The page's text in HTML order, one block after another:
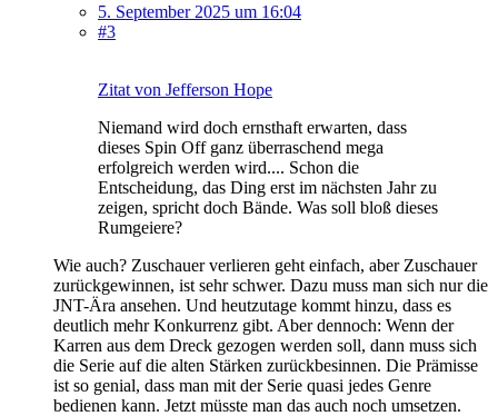
5. September 2025 um 16:04
#3
Zitat von Jefferson Hope
Niemand wird doch ernsthaft erwarten, dass
dieses Spin Off ganz überraschend mega
erfolgreich werden wird.... Schon die
Entscheidung, das Ding erst im nächsten Jahr zu
zeigen, spricht doch Bände. Was soll bloß dieses
Rumgeiere?
Wie auch? Zuschauer verlieren geht einfach, aber Zuschauer
zurückgewinnen, ist sehr schwer. Dazu muss man sich nur die
JNT-Ära ansehen. Und heutzutage kommt hinzu, dass es
deutlich mehr Konkurrenz gibt. Aber dennoch: Wenn der
Karren aus dem Dreck gezogen werden soll, dann muss sich
die Serie auf die alten Stärken zurückbesinnen. Die Prämisse
ist so genial, dass man mit der Serie quasi jedes Genre
bedienen kann. Jetzt müsste man das auch noch umsetzen.